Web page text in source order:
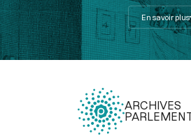
En savoir plus
ARCHIVES